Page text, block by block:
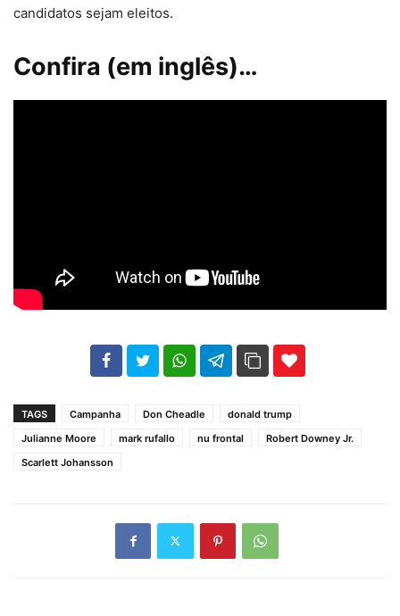
candidatos sejam eleitos.
Confira (em inglês)…
102 35
TAGS Campanha Don Cheadle
donald trump
Julianne Moore
mark rufallo nu frontal
Robert Downey Jr.
Scarlett Johansson